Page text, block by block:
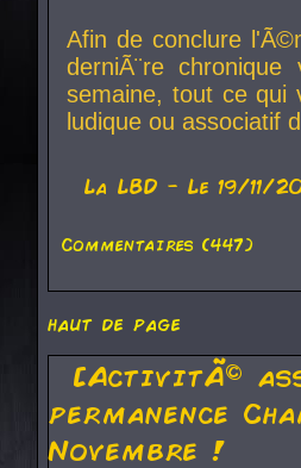
Afin de conclure
derniÃ¨re
semaine, tout ce qui
ludique ou associatif
La LBD - Le 19/11/
Commentaires (447)
haut de page
[ActivitÃ©
permanence
Novembre !